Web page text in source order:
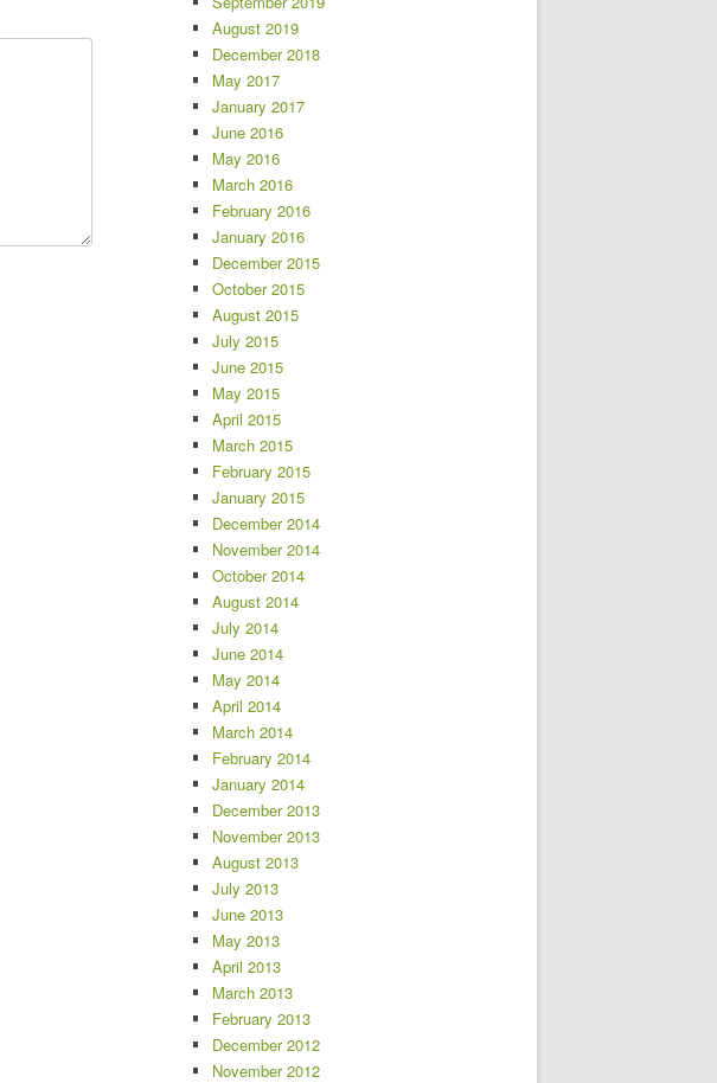
August 2019
December 2018
May 2017
January 2017
June 2016
May 2016
March 2016
February 2016
January 2016
December 2015
October 2015
August 2015
July 2015
June 2015
May 2015
April 2015
March 2015
February 2015
January 2015
December 2014
November 2014
October 2014
August 2014
July 2014
June 2014
May 2014
April 2014
March 2014
February 2014
January 2014
December 2013
November 2013
August 2013
July 2013
June 2013
May 2013
April 2013
March 2013
February 2013
December 2012
November 2012